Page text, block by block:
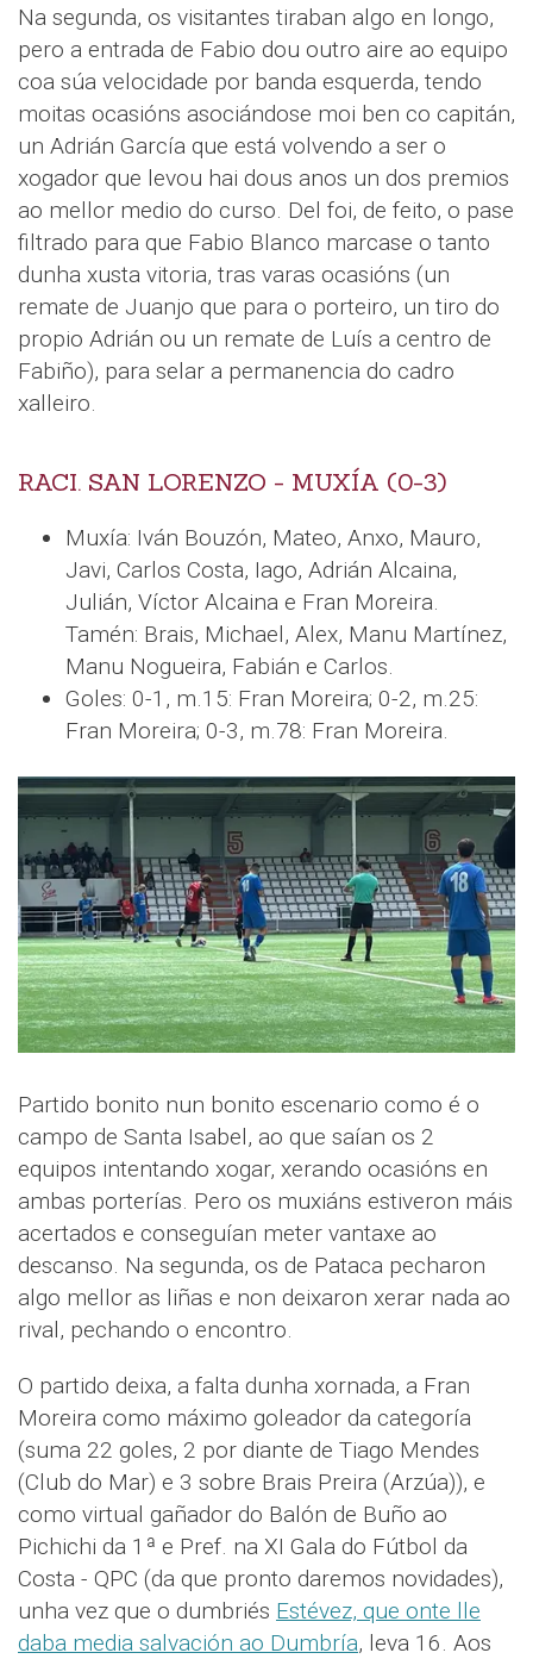
Na segunda, os visitantes tiraban algo en longo,
pero a entrada de Fabio dou outro aire ao equipo
coa súa velocidade por banda esquerda, tendo
moitas ocasións asociándose moi ben co capitán,
un Adrián García que está volvendo a ser o
xogador que levou hai dous anos un dos premios
ao mellor medio do curso. Del foi, de feito, o pase
filtrado para que Fabio Blanco marcase o tanto
dunha xusta vitoria, tras varas ocasións (un
remate de Juanjo que para o porteiro, un tiro do
propio Adrián ou un remate de Luís a centro de
Fabiño), para selar a permanencia do cadro
xalleiro.
RACI. SAN LORENZO - MUXÍA (0-3)
Muxía: Iván Bouzón, Mateo, Anxo, Mauro,
Javi, Carlos Costa, Iago, Adrián Alcaina,
Julián, Víctor Alcaina e Fran Moreira.
Tamén: Brais, Michael, Alex, Manu Martínez,
Manu Nogueira, Fabián e Carlos.
Goles: 0-1, m.15: Fran Moreira; 0-2, m.25:
Fran Moreira; 0-3, m.78: Fran Moreira.
Partido bonito nun bonito escenario como é o
campo de Santa Isabel, ao que saían os 2
equipos intentando xogar, xerando ocasións en
ambas porterías. Pero os muxiáns estiveron máis
acertados e conseguían meter vantaxe ao
descanso. Na segunda, os de Pataca pecharon
algo mellor as liñas e non deixaron xerar nada ao
rival, pechando o encontro.
O partido deixa, a falta dunha xornada, a Fran
Moreira como máximo goleador da categoría
(suma 22 goles, 2 por diante de Tiago Mendes
(Club do Mar) e 3 sobre Brais Preira (Arzúa)), e
como virtual gañador do Balón de Buño ao
Pichichi da 1ª e Pref. na XI Gala do Fútbol da
Costa - QPC (da que pronto daremos novidades),
unha vez que o dumbriés Estévez, que onte lle
daba media salvación ao Dumbría, leva 16. Aos